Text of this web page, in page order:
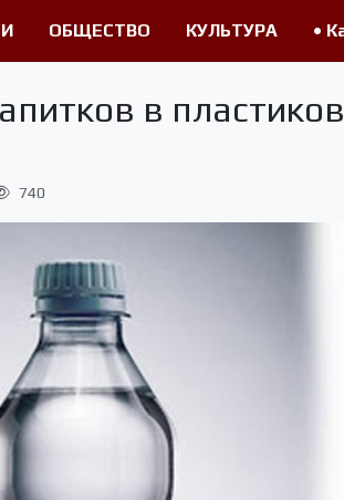
ОБЩЕСТВО КУЛЬТУРА •
в
740